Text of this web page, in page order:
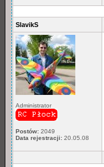
SlavikS
Administrator
Postów: 2049
Data rejestracji: 20.05.08